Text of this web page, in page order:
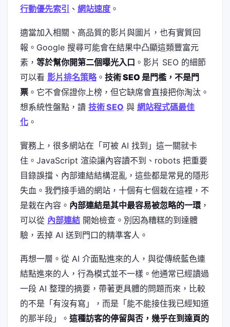
行動優先索引 、 網站速度 。
適當加入相關、高品質的影片與圖片，也有實質回
報。Google 搜尋可能會在結果中凸顯這類豐富元
素， 等於幫你開第二個曝光入口 。影片 SEO 的細節
可以看 影片排名策略。 技術 SEO 是門檻，不是門
票 。它不會保證你上榜，但它缺席會直接把你淘汰。
想系統性盤點，讀 技術 SEO 與 網站程式碼最佳
化 。
實務上，很多網站在「可被 AI 找到」這一關就卡
住。JavaScript 渲染讓內容讀不到、robots 把重要
目錄誤擋、內部連結結構混亂，這些都是常見的隱形
失血。我們接手過的網站，十個有七個栽在這裡，不
是栽在內容。 內部連結是其中最容易被忽略的一環 ，
可以從 內部連結 開始檢查。別因為糟糕的到達體
驗，丟掉 AI 送到門口的精準客人。
再想一層。從 AI 介面點進來的人，與從傳統藍色連
結點進來的人，行為模式並不一樣。他通常已經讀過
一段 AI 整理的摘要，帶著更具體的問題而來，比較
的不是「有沒有寫」，而是「能不能接住我已經知道
的那半段」。 這種訪客的停留與否，幾乎在到達頁的